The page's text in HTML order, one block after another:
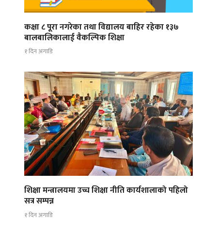
कक्षा ८ पूरा नगरेका तथा विद्यालय बाहिर रहेका १३७
बालबालिकालाई वैकल्पिक शिक्षा
१ दिन अगाडि
शिक्षा मन्त्रालयमा उच्च शिक्षा नीति कार्यशालाको पहिलो
सत्र सम्पन्न
१ दिन अगाडि